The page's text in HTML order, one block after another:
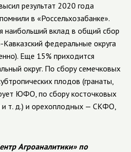
результат 2020 года
в «Россельхозабанке».
наибольший вклад в общий сбор
федеральные округа
Еще 15% приходится
округ. По сбору семечковых
плодов (гранаты,
ЮФО, по сбору косточковых
и т. д.) и орехоплодных — СКФО,
Агроаналитики» по